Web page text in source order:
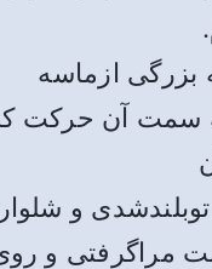
بزرگی ازماسه
سمت آن حرکت
و
مراگرفتی و